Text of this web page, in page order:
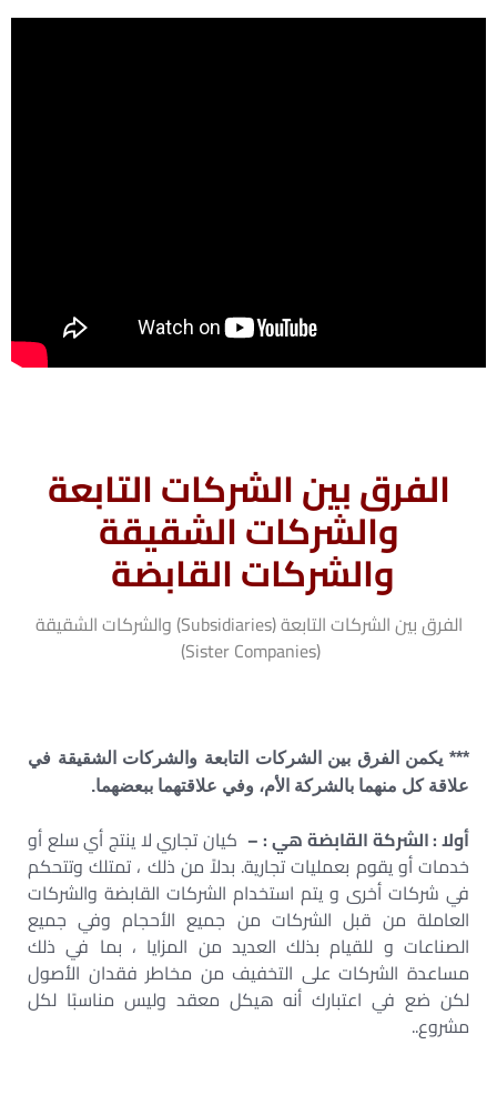
الفرق بين الشركات التابعة
والشركات الشقيقة
والشركات القابضة
الفرق بين الشركات التابعة (Subsidiaries) والشركات الشقيقة
(Sister Companies)
*** يكمن الفرق بين الشركات التابعة والشركات الشقيقة في
علاقة كل منهما بالشركة الأم، وفي علاقتهما ببعضهما.
أولا : الشركة القابضة هي: –كيان تجاري لا ينتج أي سلع أو
خدمات أو يقوم بعمليات تجارية. بدلاً من ذلك ، تمتلك وتتحكم
في شركات أخرى و يتم استخدام الشركات القابضة والشركات
العاملة من قبل الشركات من جميع الأحجام وفي جميع
الصناعات و للقيام بذلك العديد من المزايا ، بما في ذلك
مساعدة الشركات على التخفيف من مخاطر فقدان الأصول
لكن ضع في اعتبارك أنه هيكل معقد وليس مناسبًا لكل
مشروع..